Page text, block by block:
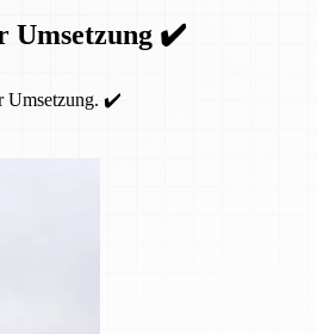
Umsetzung ✔️
Umsetzung. ✔️